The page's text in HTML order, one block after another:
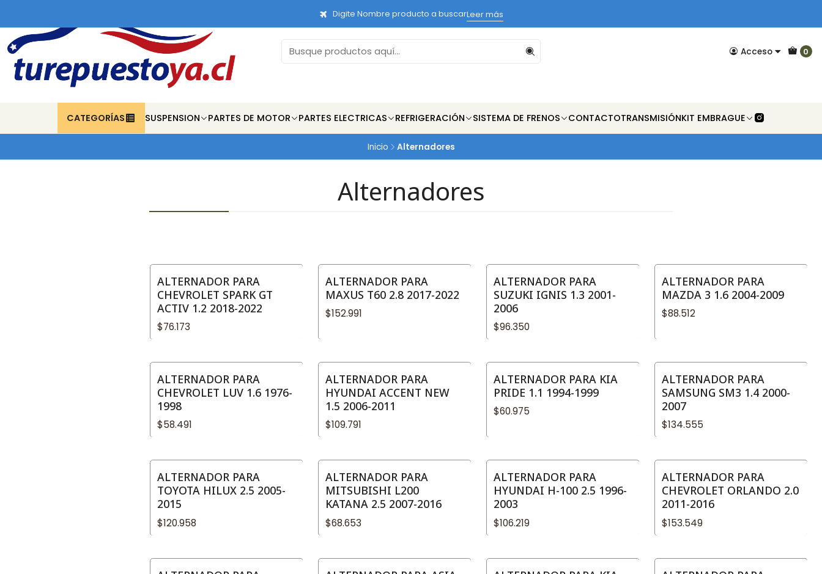
Acceso 0
CATEGORÍAS SUSPENSION PARTES DE MOTOR PARTES ELECTRICAS REFRIGERACIÓN SISTEMA DE FRENOS CONTACTOTRANSMISIÓNKIT EMBRAGUE
Digite Nombre producto a buscarLeer más
Inicio Alternadores
Alternadores
ALTERNADOR PARA
CHEVROLET SPARK GT
ACTIV 1.2 2018-2022
$76.173
ALTERNADOR PARA
MAXUS T60 2.8 2017-2022
$152.991
ALTERNADOR PARA
SUZUKI IGNIS 1.3 2001-
2006
$96.350
ALTERNADOR PARA
MAZDA 3 1.6 2004-2009
$88.512
ALTERNADOR PARA
CHEVROLET LUV 1.6 1976-
1998
$58.491
ALTERNADOR PARA
HYUNDAI ACCENT NEW
1.5 2006-2011
$109.791
ALTERNADOR PARA KIA
PRIDE 1.1 1994-1999
$60.975
ALTERNADOR PARA
SAMSUNG SM3 1.4 2000-
2007
$134.555
ALTERNADOR PARA
TOYOTA HILUX 2.5 2005-
2015
$120.958
ALTERNADOR PARA
MITSUBISHI L200
KATANA 2.5 2007-2016
$68.653
ALTERNADOR PARA
HYUNDAI H-100 2.5 1996-
2003
$106.219
ALTERNADOR PARA
CHEVROLET ORLANDO 2.0
2011-2016
$153.549